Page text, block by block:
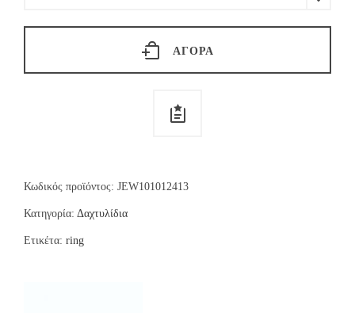
ΑΓΟΡΆ
Κωδικός προϊόντος: JEW101012413
Κατηγορία: Δαχτυλίδια
Ετικέτα: ring